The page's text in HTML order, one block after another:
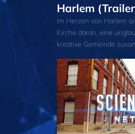
Harlem
Im Herzen von Harlem
Kirche daran, eine
kreative Gemeinde